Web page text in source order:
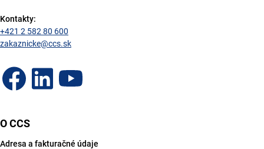
Kontakty:
+421 2 582 80 600
zakaznicke@ccs.sk
O CCS
Adresa a fakturačné údaje